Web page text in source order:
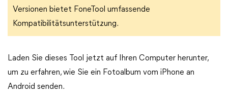
Versionen bietet FoneTool umfassende
Kompatibilitätsunterstützung.
Laden Sie dieses Tool jetzt auf Ihren Computer herunter,
um zu erfahren, wie Sie ein Fotoalbum vom iPhone an
Android senden.